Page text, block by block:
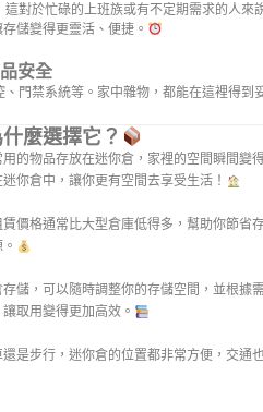
對於忙碌的上班族或有不定期需求的人來
儲變得更靈活、便捷。
安全
門禁系統等。家中雜物，都能在這裡得到
麼選擇它？
用的物品存放在迷你倉，家裡的空間瞬間變
你倉中，讓你更有空間去享受生活！
賃價格通常比大型倉庫低得多，幫助你節省
存儲，可以隨時調整你的存儲空間，並根據
取用變得更加高效。
還是步行，迷你倉的位置都非常方便，交通